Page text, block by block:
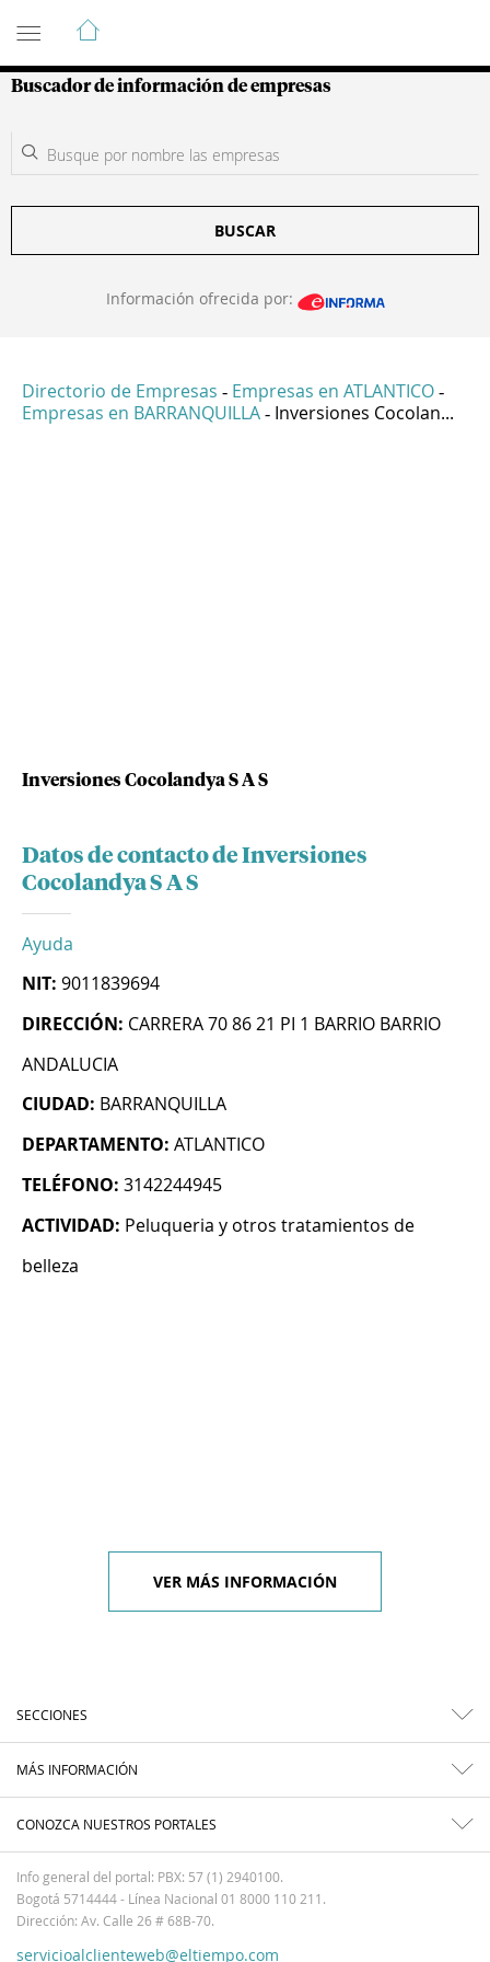
Guía de Empresas Colombianas
Buscador de información de empresas
BUSCAR
Información ofrecida por:
Directorio de Empresas - Empresas en ATLANTICO -
Empresas en BARRANQUILLA - Inversiones Cocolan...
Inversiones Cocolandya S A S
Datos de contacto de Inversiones
Cocolandya S A S
Ayuda
NIT: 9011839694
DIRECCIÓN: CARRERA 70 86 21 PI 1 BARRIO BARRIO
ANDALUCIA
CIUDAD: BARRANQUILLA
DEPARTAMENTO: ATLANTICO
TELÉFONO: 3142244945
ACTIVIDAD: Peluqueria y otros tratamientos de
belleza
VER MÁS INFORMACIÓN
SECCIONES
MÁS INFORMACIÓN
CONOZCA NUESTROS PORTALES
Info general del portal: PBX: 57 (1) 2940100.
Bogotá 5714444 - Línea Nacional 01 8000 110 211.
Dirección: Av. Calle 26 # 68B-70.
servicioalclienteweb@eltiempo.com